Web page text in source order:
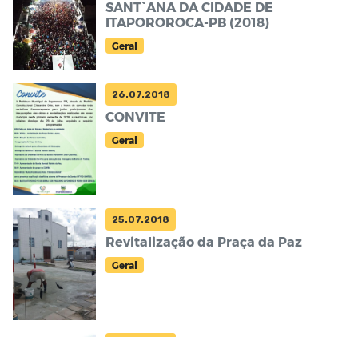
SANT`ANA DA CIDADE DE
ITAPOROROCA-PB (2018)
Geral
26.07.2018
CONVITE
Geral
25.07.2018
Revitalização da Praça da Paz
Geral